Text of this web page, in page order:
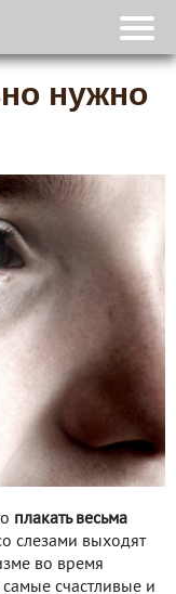
нужно
плакать весьма
слезами выходят
во время
счастливые и